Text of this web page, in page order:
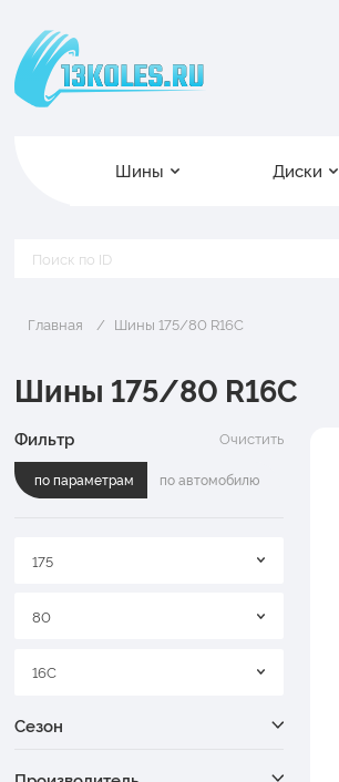
Шины Диски
Главная Шины 175/80 R16C
Шины 175/80 R16C
Фильтр Очистить
по параметрам по автомобилю
175
80
16C
Сезон